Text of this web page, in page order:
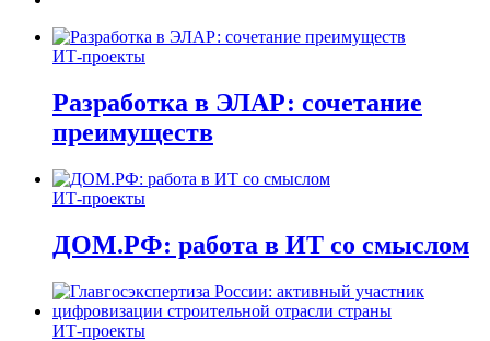
ИТ-проекты
Разработка в ЭЛАР: сочетание
преимуществ
ИТ-проекты
ДОМ.РФ: работа в ИТ со смыслом
ИТ-проекты